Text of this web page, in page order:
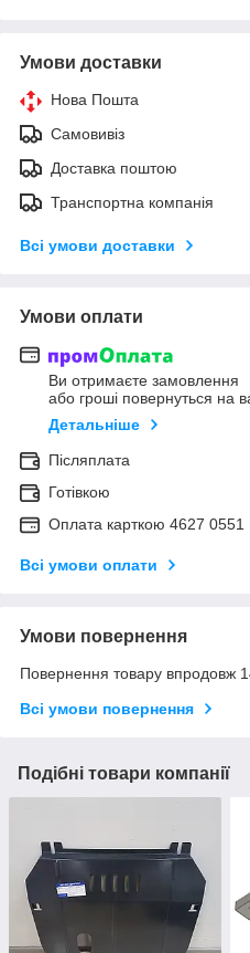
Умови доставки
Нова Пошта
Самовивіз
Доставка поштою
Транспортна компанія
Всі умови доставки
Умови оплати
Ви отримаєте замовлення
або гроші повернуться на
Детальніше
Післяплата
Готівкою
Оплата карткою 4627 0551
Всі умови оплати
Умови повернення
Повернення товару впродовж
Всі умови повернення
Подібні товари компанії